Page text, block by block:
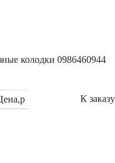
колодки 0986460944
p К заказу